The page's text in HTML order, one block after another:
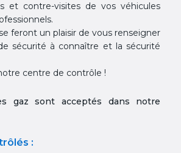
et contre-visites de vos véhicules
feront un plaisir de vous renseigner
sécurité à connaître et la sécurité
centre de contrôle !
gaz sont acceptés dans notre
: